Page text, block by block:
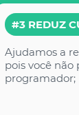
#3 REDUZ
Ajudamos a
pois você
programador;